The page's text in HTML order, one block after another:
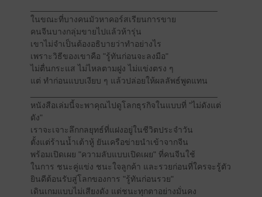
ในขณะที่บางคนมัวหาคอร์สเรียนการขาย
คนจีนบางกลุ่มขายไปแล้วห้ารุ่น
เขาไม่จำเป็นต้องอธิบายว่าทำอย่างไร
เพราะวิธีของเขาคือ "รู้ทันก่อนจะลงมือ"
ไม่ตื่นกระแส ไม่ไหลตามฝูง ไม่แข่งตรง ๆ
แต่ ทำก่อนแบบเงียบ ๆ แล้วปล่อยให้ผลลัพธ์พูดแทน
หนังสือเล่มนี้จะพาคุณไปดูโลกธุรกิจในแบบที่ "ไม่ดังแต่
ดัง"
เราจะเจาะลึกกลยุทธ์ที่แฝงอยู่ในชีวิตประจำวัน
ตั้งแต่ร้านน้ำเต้าหู้ ยันเครือข่ายนำเข้าจากจีน
พร้อมเปิดเผย "ความลับแบบเปิดเผย" ที่คนจีนใช้
ในการ ชนะคู่แข่ง ชนะใจลูกค้า และรวยก่อนที่ใครจะรู้ตัว
ยินดีต้อนรับสู่โลกของการ "รู้ทันก่อนรวย"
เดินเกมแบบไม่เสียงดัง แต่ชนะทุกตาอย่างมั่นคง